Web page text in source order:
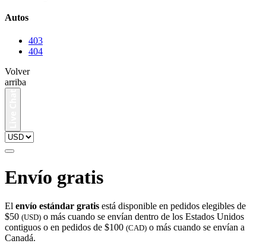
Autos
403
404
Volver
arriba
Envío gratis
El envío estándar gratis está disponible en pedidos elegibles de
$50 (USD) o más cuando se envían dentro de los Estados Unidos
contiguos o en pedidos de $100 (CAD) o más cuando se envían a
Canadá.